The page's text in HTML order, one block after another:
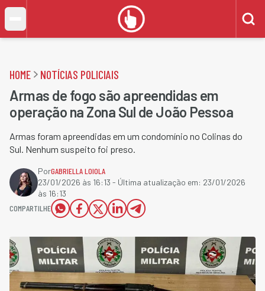
HOME NOTÍCIAS POLICIAIS
Armas de fogo são apreendidas em
operação na Zona Sul de João Pessoa
Armas foram apreendidas em um condomínio no Colinas do
Sul. Nenhum suspeito foi preso.
PorGABRIELLA LOIOLA
23/01/2026 às 16:13 - Última atualização em: 23/01/2026
às 16:13
COMPARTILHE